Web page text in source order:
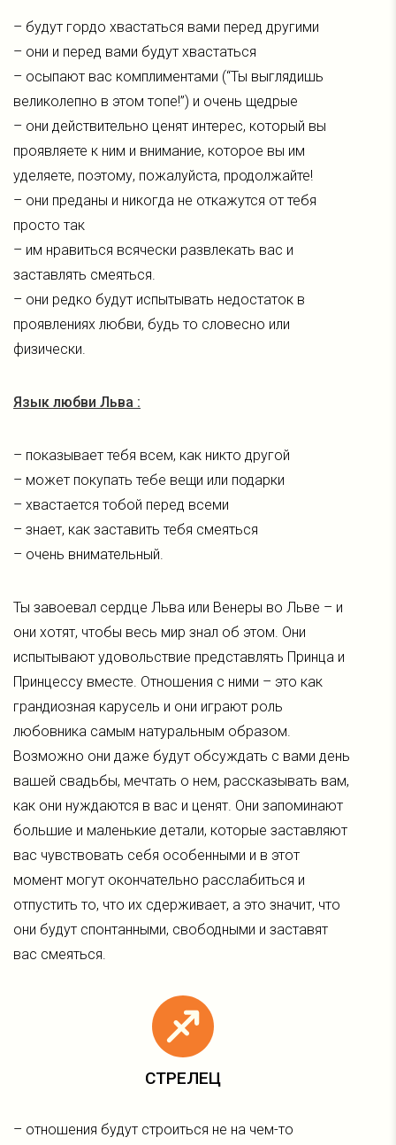
– будут гордо хвастаться вами перед другими
– они и перед вами будут хвастаться
– осыпают вас комплиментами (“Ты выглядишь
великолепно в этом топе!”) и очень щедрые
– они действительно ценят интерес, который вы
проявляете к ним и внимание, которое вы им
уделяете, поэтому, пожалуйста, продолжайте!
– они преданы и никогда не откажутся от тебя
просто так
– им нравиться всячески развлекать вас и
заставлять смеяться.
– они редко будут испытывать недостаток в
проявлениях любви, будь то словесно или
физически.
Язык любви Льва :
– показывает тебя всем, как никто другой
– может покупать тебе вещи или подарки
– хвастается тобой перед всеми
– знает, как заставить тебя смеяться
– очень внимательный.
Ты завоевал сердце Льва или Венеры во Льве – и
они хотят, чтобы весь мир знал об этом. Они
испытывают удовольствие представлять Принца и
Принцессу вместе. Отношения с ними – это как
грандиозная карусель и они играют роль
любовника самым натуральным образом.
Возможно они даже будут обсуждать с вами день
вашей свадьбы, мечтать о нем, рассказывать вам,
как они нуждаются в вас и ценят. Они запоминают
большие и маленькие детали, которые заставляют
вас чувствовать себя особенными и в этот
момент могут окончательно расслабиться и
отпустить то, что их сдерживает, а это значит, что
они будут спонтанными, свободными и заставят
вас смеяться.
СТРЕЛЕЦ
– отношения будут строиться не на чем-то